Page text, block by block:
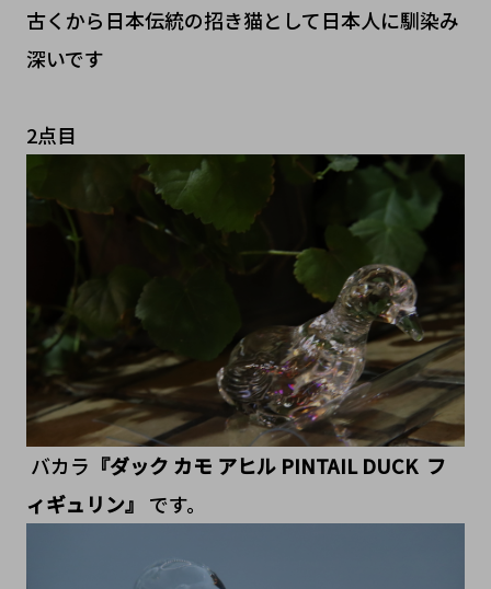
古くから日本伝統の招き猫として日本人に馴染み
深いです
2点目
バカラ 『ダック カモ アヒル PINTAIL DUCK フ
ィギュリン』 です。